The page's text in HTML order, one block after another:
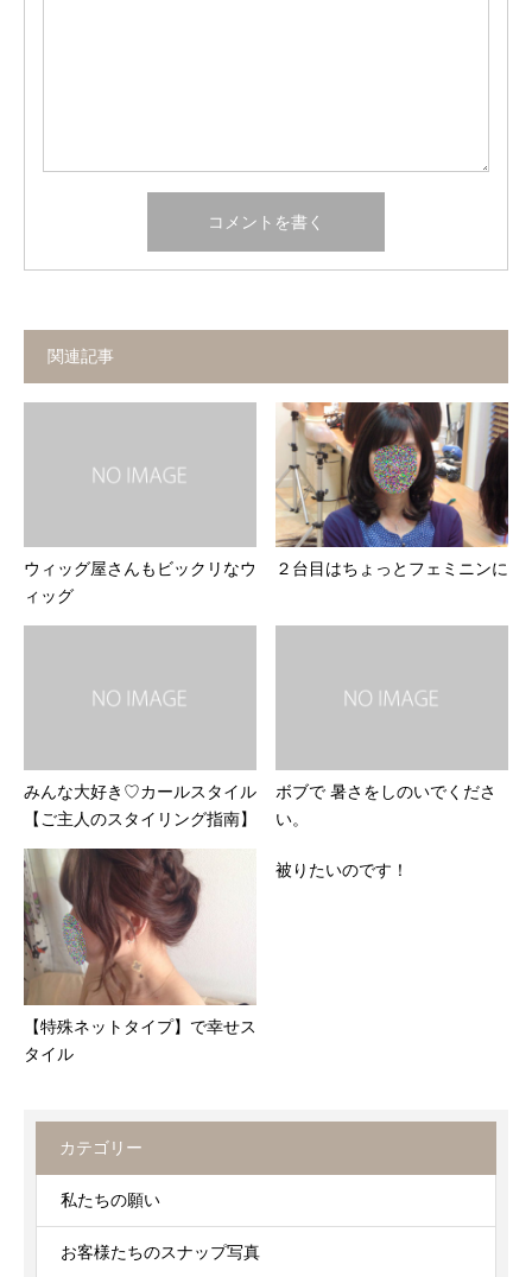
関連記事
ウィッグ屋さんもビックリなウ
ィッグ
２台目はちょっとフェミニンに
みんな大好き♡カールスタイル
【ご主人のスタイリング指南】
ボブで 暑さをしのいでくださ
い。
【特殊ネットタイプ】で幸せス
タイル
被りたいのです！
カテゴリー
私たちの願い
お客様たちのスナップ写真